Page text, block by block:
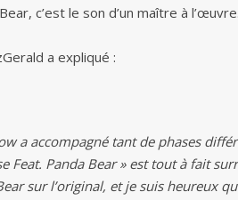
c’est le son d’un maître à l’œuvre.
a expliqué :
a accompagné tant de phases
Feat. Panda Bear » est tout à fait
sur l’original, et je suis heureux